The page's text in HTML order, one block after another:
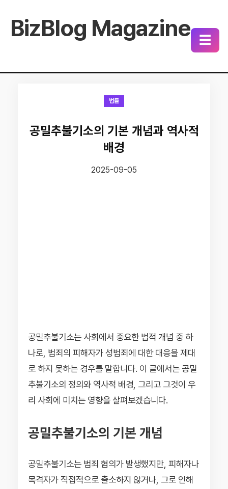
BizBlog Magazine ☰
법률
공밀추불기소의 기본 개념과 역사적
배경
2025-09-05
공밀추불기소는 사회에서 중요한 법적 개념 중 하
나로, 범죄의 피해자가 성범죄에 대한 대응을 제대
로 하지 못하는 경우를 말합니다. 이 글에서는 공밀
추불기소의 정의와 역사적 배경, 그리고 그것이 우
리 사회에 미치는 영향을 살펴보겠습니다.
공밀추불기소의 기본 개념
공밀추불기소는 범죄 혐의가 발생했지만, 피해자나
목격자가 직접적으로 출소하지 않거나, 그로 인해